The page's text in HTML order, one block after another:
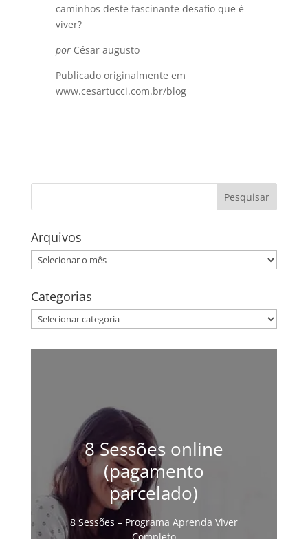
caminhos deste fascinante desafio que é
viver?
porCésar augusto
Publicado originalmente em
www.cesartucci.com.br/blog
Arquivos
Arquivos
Categorias
Categorias
8 Sessões online
(pagamento
parcelado)
8 Sessões – Programa Aprenda Viver